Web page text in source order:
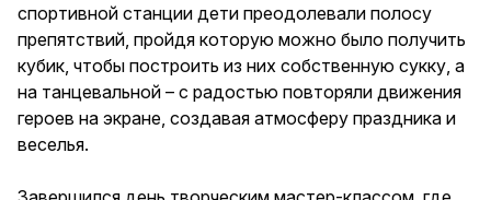
спортивной станции дети преодолевали полосу
препятствий, пройдя которую можно было получить
кубик, чтобы построить из них собственную сукку, а
на танцевальной – с радостью повторяли движения
героев на экране, создавая атмосферу праздника и
веселья.